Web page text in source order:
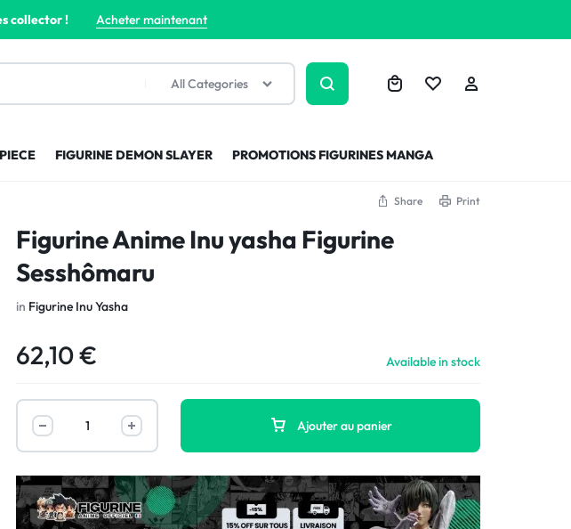
collector ! Acheter maintenant
All Categories
FIGURINE DEMON SLAYER PROMOTIONS FIGURINES MANGA
Share Print
Figurine Anime Inu yasha Figurine
Sesshômaru
in Figurine Inu Yasha
62,10€ Available in stock
Ajouter au panier